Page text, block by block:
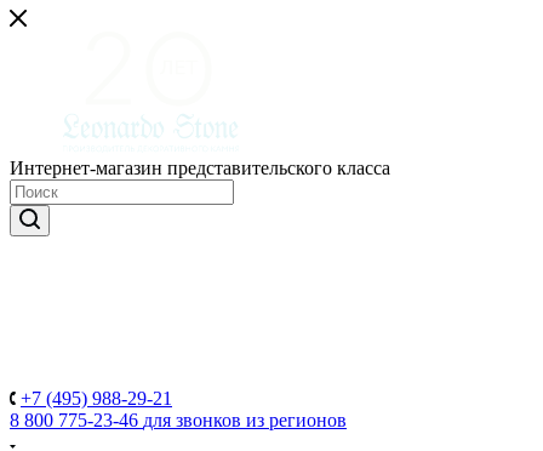
Интернет-магазин представительского класса
+7 (495) 988-29-21
8 800 775-23-46 для звонков из регионов